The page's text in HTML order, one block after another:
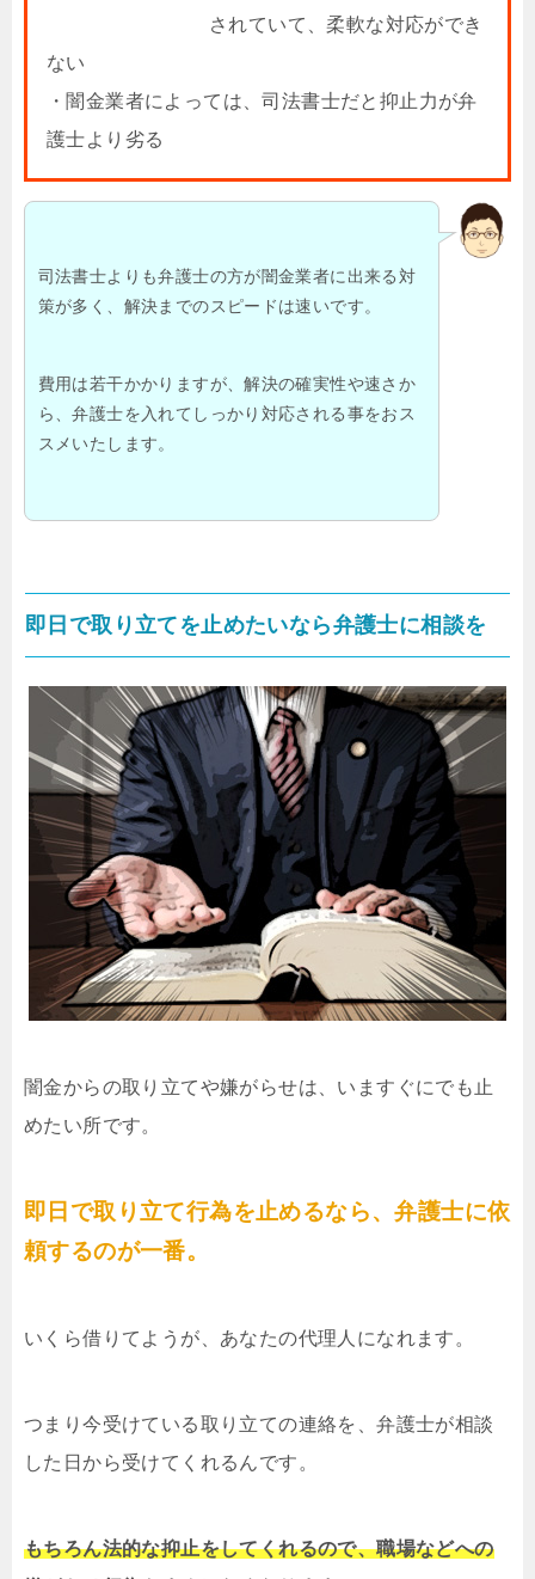
されていて、柔軟な対応ができ
ない
・闇金業者によっては、司法書士だと抑止力が弁
護士より劣る
司法書士よりも弁護士の方が闇金業者に出来る対
策が多く、解決までのスピードは速いです。
費用は若干かかりますが、解決の確実性や速さか
ら、弁護士を入れてしっかり対応される事をおス
スメいたします。
即日で取り立てを止めたいなら弁護士に相談を
闇金からの取り立てや嫌がらせは、いますぐにでも止
めたい所です。
即日で取り立て行為を止めるなら、弁護士に依
頼するのが一番。
いくら借りてようが、あなたの代理人になれます。
つまり今受けている取り立ての連絡を、弁護士が相談
した日から受けてくれるんです。
もちろん法的な抑止をしてくれるので、職場などへの